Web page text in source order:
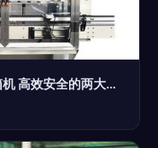
防爆饮料厂自动灌装机与自动卧式开箱机 高效安全的两大装备解析